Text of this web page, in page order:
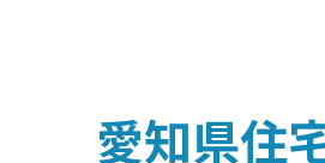
愛知県住